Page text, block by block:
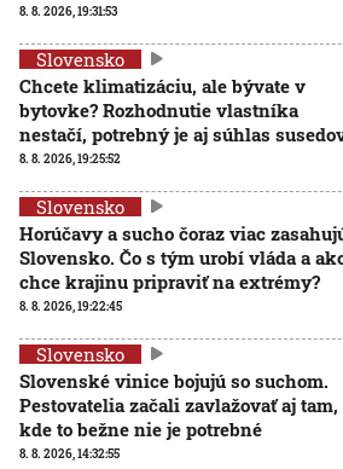
8. 8. 2026, 19:31:53
Slovensko
Chcete klimatizáciu, ale bývate v
bytovke? Rozhodnutie vlastníka
nestačí, potrebný je aj súhlas
8. 8. 2026, 19:25:52
Slovensko
Horúčavy a sucho čoraz viac
Slovensko. Čo s tým urobí vláda a
chce krajinu pripraviť na extrémy?
8. 8. 2026, 19:22:45
Slovensko
Slovenské vinice bojujú so suchom.
Pestovatelia začali zavlažovať aj tam,
kde to bežne nie je potrebné
8. 8. 2026, 14:32:55